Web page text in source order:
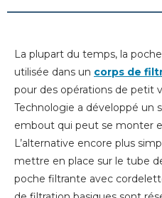
La plupart du temps, la
utilisée dans un corps de
pour des opérations de petit
Technologie a développé un
embout qui peut se monter
L’alternative encore plus
mettre en place sur le tube
poche filtrante avec